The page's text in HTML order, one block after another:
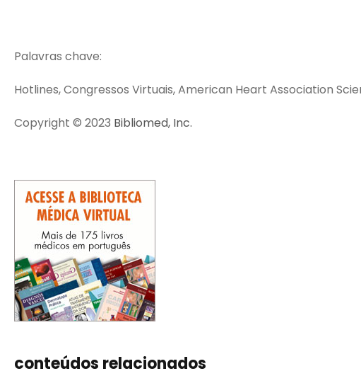
Palavras chave:
Hotlines, Congressos Virtuais, American Heart Association
Copyright © 2023 Bibliomed, Inc.
conteúdos relacionados